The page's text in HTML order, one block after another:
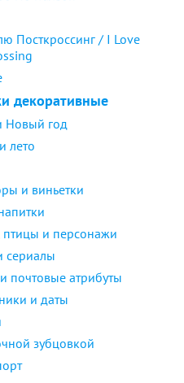
Посткроссинг / I Love
декоративные
Новый год
лето
и виньетки
птицы и персонажи
сериалы
почтовые атрибуты
и даты
зубцовкой